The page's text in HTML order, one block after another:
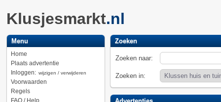
Klusjesmarkt.nl
Menu
Home
Plaats advertentie
Inloggen: wijzigen / verwijderen
Voorwaarden
Regels
FAQ / Help
Zoeken
Zoeken naar:
Zoeken in: